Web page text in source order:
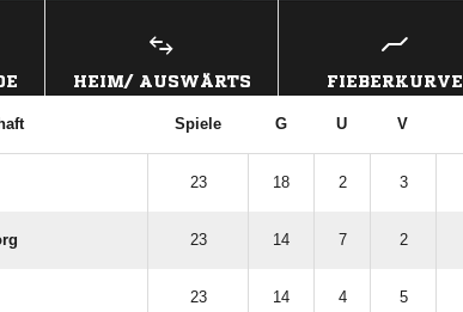
HEIM/ AUSWÄRTS FIEBERKURVE
Spiele G U V
23 18 2 3
23 14 7 2
23 14 4 5